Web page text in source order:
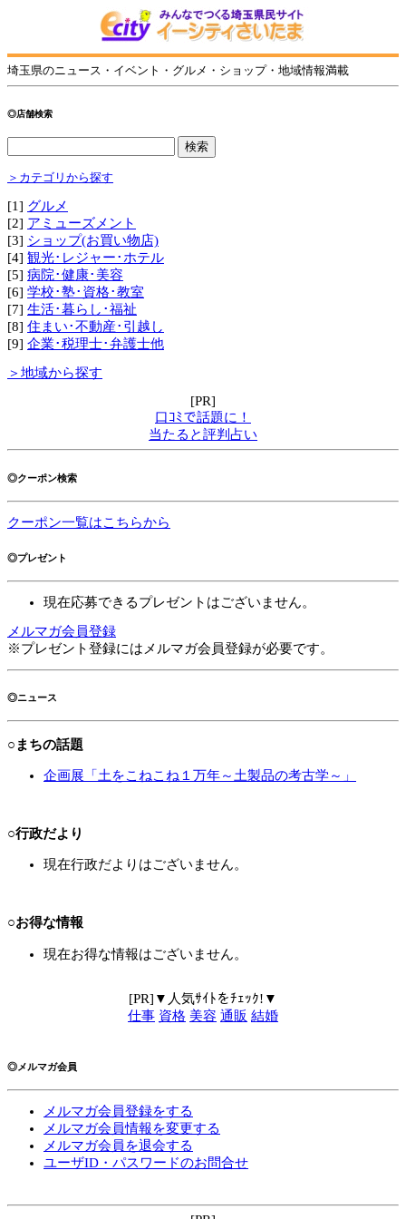
埼玉県のニュース・イベント・グルメ・ショップ・地域情報満載
◎店舗検索
＞カテゴリから探す
[1] グルメ
[2] アミューズメント
[3] ショップ(お買い物店)
[4] 観光･レジャー･ホテル
[5] 病院･健康･美容
[6] 学校･塾･資格･教室
[7] 生活･暮らし･福祉
[8] 住まい･不動産･引越し
[9] 企業･税理士･弁護士他
＞地域から探す
[PR]
口ｺﾐで話題に！
当たると評判占い
◎クーポン検索
クーポン一覧はこちらから
◎プレゼント
現在応募できるプレゼントはございません。
メルマガ会員登録
※プレゼント登録にはメルマガ会員登録が必要です。
◎ニュース
○まちの話題
企画展「土をこねこね１万年～土製品の考古学～」
○行政だより
現在行政だよりはございません。
○お得な情報
現在お得な情報はございません。
[PR]▼人気ｻｲﾄをﾁｪｯｸ!▼
仕事 資格 美容 通販 結婚
◎メルマガ会員
メルマガ会員登録をする
メルマガ会員情報を変更する
メルマガ会員を退会する
ユーザID・パスワードのお問合せ